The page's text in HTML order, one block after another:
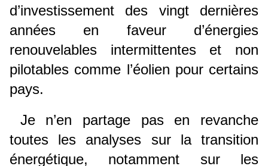
d’investissement des vingt dernières
années en faveur d’énergies
renouvelables intermittentes et non
pilotables comme l’éolien pour certains
pays.
Je n’en partage pas en revanche
toutes les analyses sur la transition
énergétique, notamment sur les